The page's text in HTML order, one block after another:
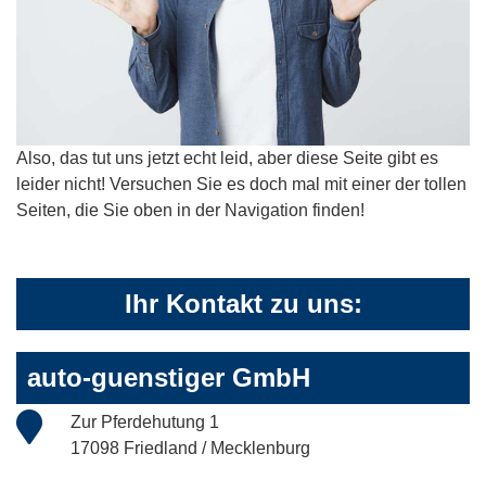
Also, das tut uns jetzt echt leid, aber diese Seite gibt es
leider nicht! Versuchen Sie es doch mal mit einer der tollen
Seiten, die Sie oben in der Navigation finden!
Ihr Kontakt zu uns:
auto-guenstiger GmbH
Zur Pferdehutung 1
17098 Friedland / Mecklenburg